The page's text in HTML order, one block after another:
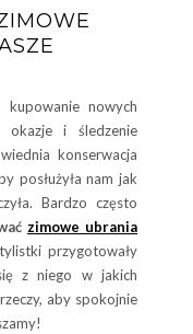
nowych
okazje i śledzenie
konserwacja
posłużyła nam jak
Bardzo często
zimowe ubrania
przygotowały
z niego w jakich
aby spokojnie